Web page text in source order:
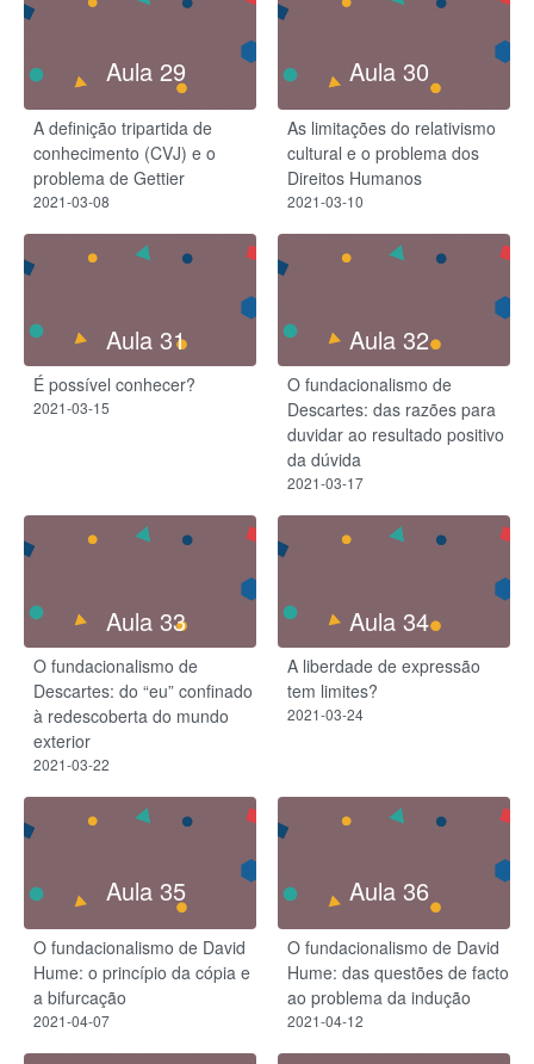
Aula 29
A definição tripartida de
conhecimento (CVJ) e o
problema de Gettier
2021-03-08
Aula 30
As limitações do relativismo
cultural e o problema dos
Direitos Humanos
2021-03-10
Aula 31
É possível conhecer?
2021-03-15
Aula 32
O fundacionalismo de
Descartes: das razões para
duvidar ao resultado positivo
da dúvida
2021-03-17
Aula 33
O fundacionalismo de
Descartes: do “eu” confinado
à redescoberta do mundo
exterior
2021-03-22
Aula 34
A liberdade de expressão
tem limites?
2021-03-24
Aula 35
O fundacionalismo de David
Hume: o princípio da cópia e
a bifurcação
2021-04-07
Aula 36
O fundacionalismo de David
Hume: das questões de facto
ao problema da indução
2021-04-12